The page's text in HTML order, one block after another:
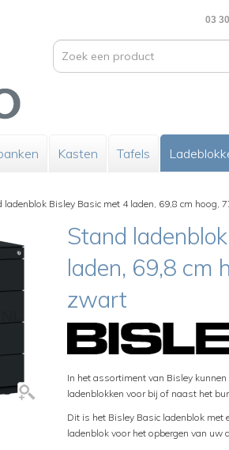
03
Kasten Tafels
ladenblok Bisley Basic met 4 laden, 69,8 cm hoog,
Stand
laden, 69,8 cm
zwart
In het assortiment van Bisley
ladenblokken voor bij of naast het
Dit is het Bisley Basic ladenblok met
ladenblok voor het opbergen van uw